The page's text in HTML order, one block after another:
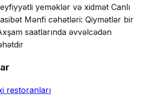
yeməklər və xidmət Canlı
Mənfi cəhətləri: Qiymətlər bir
saatlarında əvvəlcədən
restoranları